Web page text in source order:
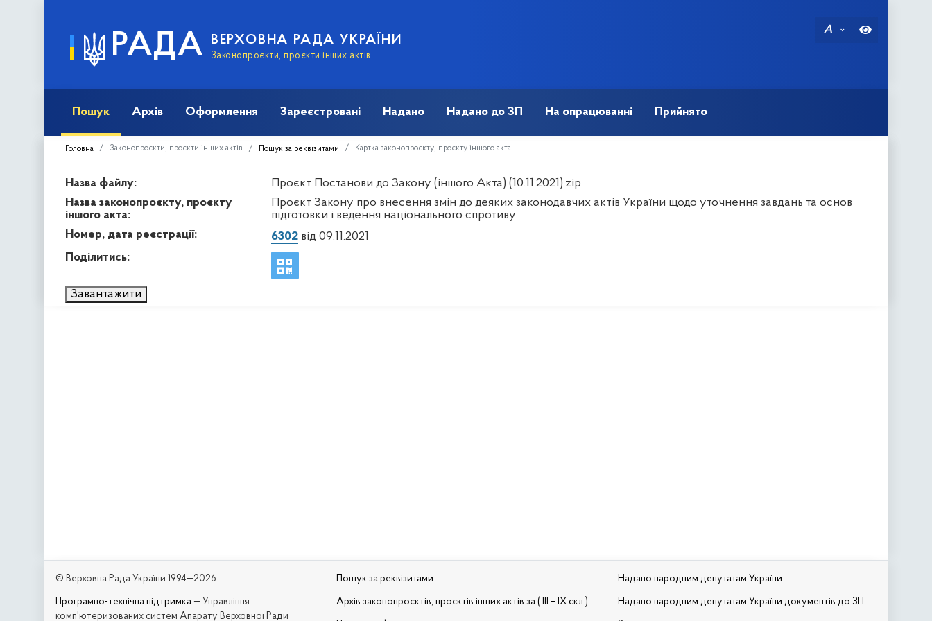
РАДА ВЕРХОВНА РАДА УКРАЇНИ
Законопроєкти, проєкти інших актів
A
Пошук Архів Оформлення Зареєстровані Надано Надано до ЗП На опрацюванні Прийнято
Головна Законопроєкти, проєкти інших актів Пошук за реквізитами Картка законопроєкту, проєкту іншого акта
Назва файлу:
Проєкт Постанови до Закону (іншого Акта) (10.11.2021).zip
Назва законопроєкту, проєкту
іншого акта:
Проєкт Закону про внесення змін до деяких законодавчих актів України щодо уточнення завдань та основ
підготовки і ведення національного спротиву
Номер, дата реєстрації:
6302від 09.11.2021
Поділитись:
Завантажити
© Верховна Рада України 1994—2026
Програмно-технічна підтримка — Управління
комп'ютеризованих систем Апарату Верховної Ради
Пошук за реквізитами
Архів законопроєктів, проєктів інших актів за ( III – IX скл.)
Надано народним депутатам України
Надано народним депутатам України документів до ЗП